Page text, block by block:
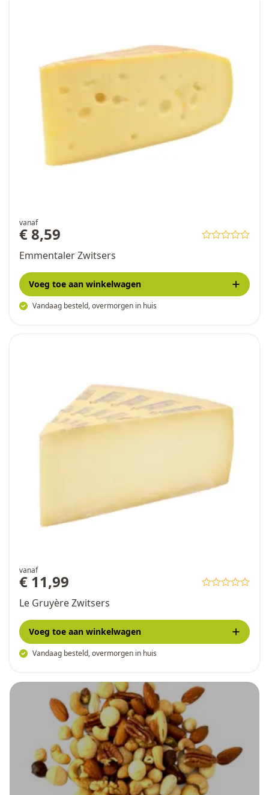
vanaf
€ 8,59
Emmentaler Zwitsers
Vandaag besteld, overmorgen in huis
Voeg toe aan winkelwagen
vanaf
€ 11,99
Le Gruyère Zwitsers
Vandaag besteld, overmorgen in huis
Voeg toe aan winkelwagen